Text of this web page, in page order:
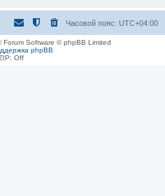
Часовой пояс: UTC+04:00
Forum Software © phpBB Limited
phpBB
Off